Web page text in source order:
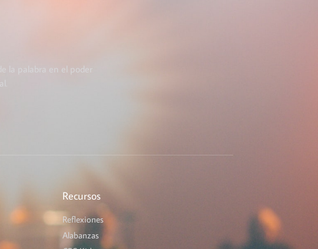
la palabra en el poder
Recursos
Reflexiones
Alabanzas